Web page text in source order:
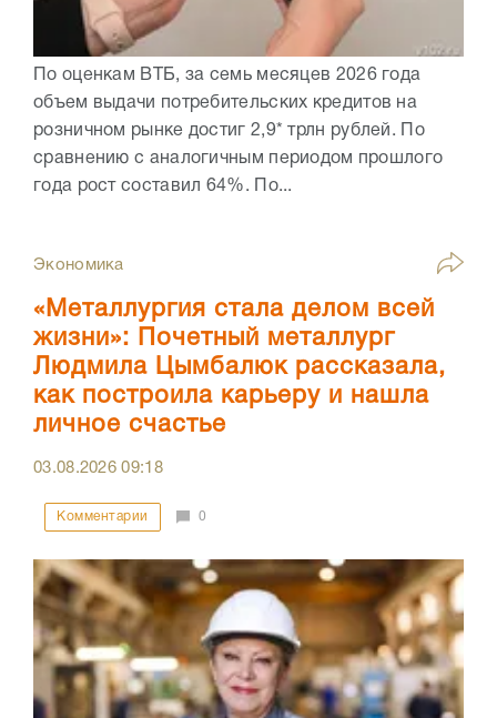
По оценкам ВТБ, за семь месяцев 2026 года
объем выдачи потребительских кредитов на
розничном рынке достиг 2,9* трлн рублей. По
сравнению с аналогичным периодом прошлого
года рост составил 64%. По...
Экономика
«Металлургия стала делом всей
жизни»: Почетный металлург
Людмила Цымбалюк рассказала,
как построила карьеру и нашла
личное счастье
03.08.202609:18
Комментарии 0